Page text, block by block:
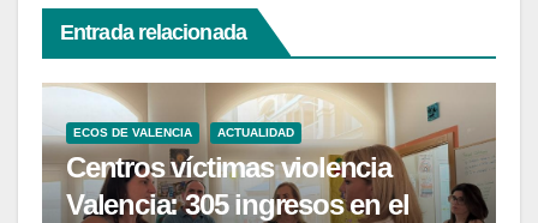
Entrada relacionada
ECOS DE VALENCIA ACTUALIDAD
Centros víctimas violencia
Valencia: 305 ingresos en el